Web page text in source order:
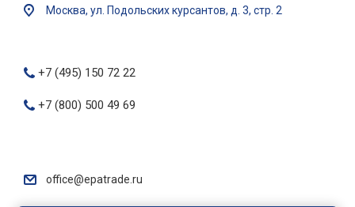
Москва, ул. Подольских курсантов, д. 3, стр. 2
+7 (495) 150 72 22
+7 (800) 500 49 69
office@epatrade.ru